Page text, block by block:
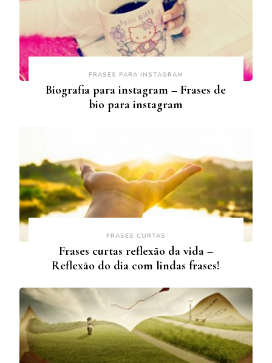
FRASES PARA INSTAGRAM
Biografia para instagram – Frases de
bio para instagram
FRASES CURTAS
Frases curtas reflexão da vida –
Reflexão do dia com lindas frases!